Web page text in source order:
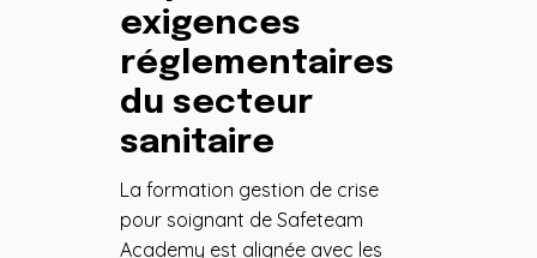
exigences
réglementaires
du secteur
sanitaire
La formation gestion de crise
pour soignant de Safeteam
Academy est alignée avec les